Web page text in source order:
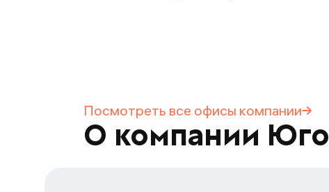
Посмотреть все офисы компании
О компании